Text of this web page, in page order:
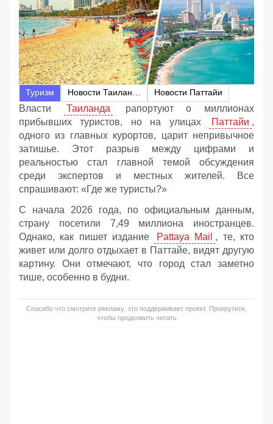
Туризм Новости Паттайи
Власти Таиланда
рапортуют о миллионах
прибывших туристов, но на улицах
Паттайи ,
одного из главных курортов, царит непривычное
затишье. Этот разрыв между цифрами и
реальностью стал главной темой обсуждения
среди экспертов и местных жителей. Все
спрашивают: «Где же туристы?»
С начала 2026 года, по официальным данным,
страну посетили 7,49 миллиона иностранцев.
Однако, как пишет издание
Pattaya Mail , те, кто
живет или долго отдыхает в Паттайе, видят другую
картину. Они отмечают, что город стал заметно
тише, особенно в будни.
Спасибо что смотрите рекламу, это поддерживает проект. Прокрутите,
чтобы продолжить читать